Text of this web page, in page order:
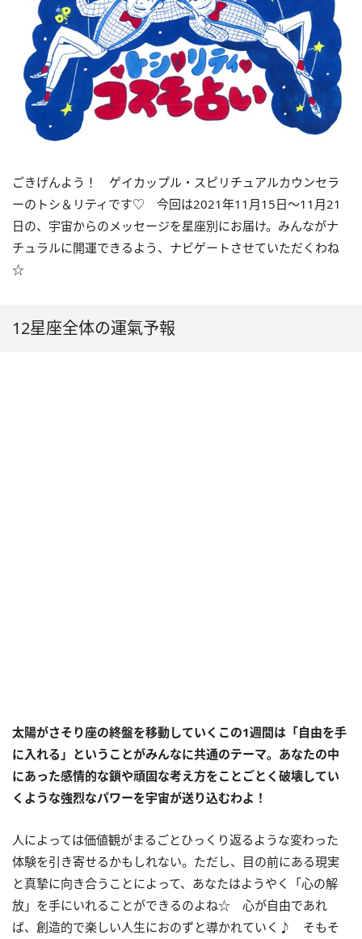
ごきげんよう！ ゲイカップル・スピリチュアルカウンセラ
ーのトシ＆リティです♡ 今回は2021年11 月15日〜11 月21
日の、宇宙からのメッセージを星座別にお届け。みんながナ
チュラルに開運できるよう、ナビゲートさせていただくわね
☆
12星座全体の運氣予報
太陽がさそり座の終盤を移動していくこの1週間は「自由を手
に入れる」ということがみんなに共通のテーマ。あなたの中
にあった感情的な鎖や頑固な考え方をことごとく破壊してい
くような強烈なパワーを宇宙が送り込むわよ！
人によっては価値観がまるごとひっくり返るような変わった
体験を引き寄せるかもしれない。ただし、目の前にある現実
と真摯に向き合うことによって、あなたはようやく「心の解
放」を手にいれることができるのよね☆ 心が自由であれ
ば、創造的で楽しい人生におのずと導かれていく♪ そもそ